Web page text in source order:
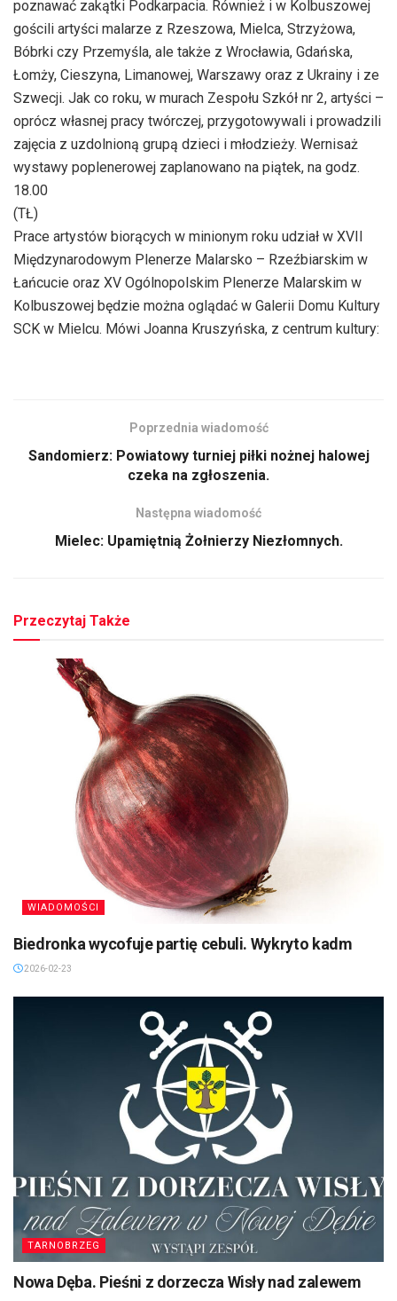
poznawać zakątki Podkarpacia. Również i w Kolbuszowej
gościli artyści malarze z Rzeszowa, Mielca, Strzyżowa,
Bóbrki czy Przemyśla, ale także z Wrocławia, Gdańska,
Łomży, Cieszyna, Limanowej, Warszawy oraz z Ukrainy i ze
Szwecji. Jak co roku, w murach Zespołu Szkół nr 2, artyści –
oprócz własnej pracy twórczej, przygotowywali i prowadzili
zajęcia z uzdolnioną grupą dzieci i młodzieży. Wernisaż
wystawy poplenerowej zaplanowano na piątek, na godz.
18.00
(TŁ)
Prace artystów biorących w minionym roku udział w XVII
Międzynarodowym Plenerze Malarsko – Rzeźbiarskim w
Łańcucie oraz XV Ogólnopolskim Plenerze Malarskim w
Kolbuszowej będzie można oglądać w Galerii Domu Kultury
SCK w Mielcu. Mówi Joanna Kruszyńska, z centrum kultury:
Poprzednia wiadomość
Sandomierz: Powiatowy turniej piłki nożnej halowej
czeka na zgłoszenia.
Następna wiadomość
Mielec: Upamiętnią Żołnierzy Niezłomnych.
Przeczytaj Także
WIADOMOŚCI
Biedronka wycofuje partię cebuli. Wykryto kadm
2026-02-23
TARNOBRZEG
Nowa Dęba. Pieśni z dorzecza Wisły nad zalewem